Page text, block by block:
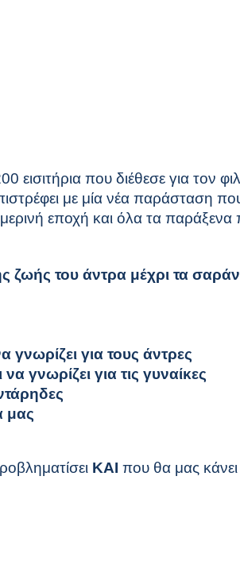
εισιτήρια που διέθεσε για τον
με μία νέα παράσταση
εποχή και όλα τα παράξενα
ζωής του άντρα μέχρι τα
γνωρίζει για τους άντρες
γνωρίζει για τις γυναίκες
μας
ΚΑΙ που θα μας